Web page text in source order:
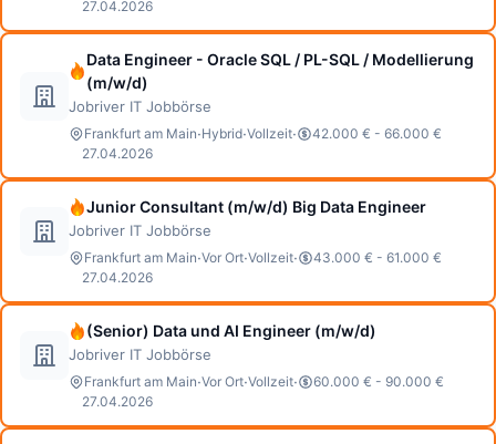
27.04.2026
Data Engineer - Oracle SQL / PL-SQL / Modellierung
(m/w/d)
Jobriver IT Jobbörse
Frankfurt am Main·Hybrid·Vollzeit·
42.000 € - 66.000 €
27.04.2026
Junior Consultant (m/w/d) Big Data Engineer
Jobriver IT Jobbörse
Frankfurt am Main·Vor Ort·Vollzeit·
43.000 € - 61.000 €
27.04.2026
(Senior) Data und AI Engineer (m/w/d)
Jobriver IT Jobbörse
Frankfurt am Main·Vor Ort·Vollzeit·
60.000 € - 90.000 €
27.04.2026